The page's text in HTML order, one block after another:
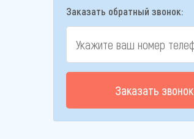
Заказать обратный звонок:
Заказать звонок